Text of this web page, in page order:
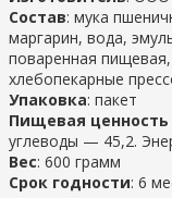
Состав: мука
маргарин, вода,
поваренная
хлебопекарные
Упаковка: пакет
Пищевая ценность
углеводы — 45,2.
Вес: 600 грамм
Срок годности: 6